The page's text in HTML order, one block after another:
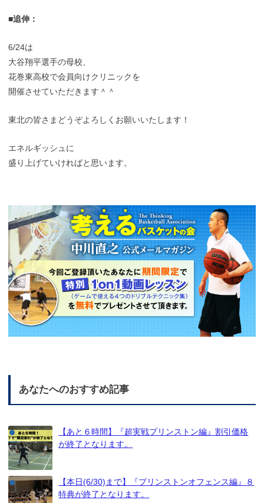
■追伸：
6/24は
大谷翔平選手の母校、
花巻東高校で会員向けクリニックを
開催させていただきます＾＾
東北の皆さまどうぞよろしくお願いいたします！
エネルギッシュに
盛り上げていければと思います。
あなたへのおすすめ記事
【あと６時間】『超実戦プリンストン編』割引価格
が終了となります。
【本日(6/30)まで】『プリンストンオフェンス編』８
特典が終了となります。